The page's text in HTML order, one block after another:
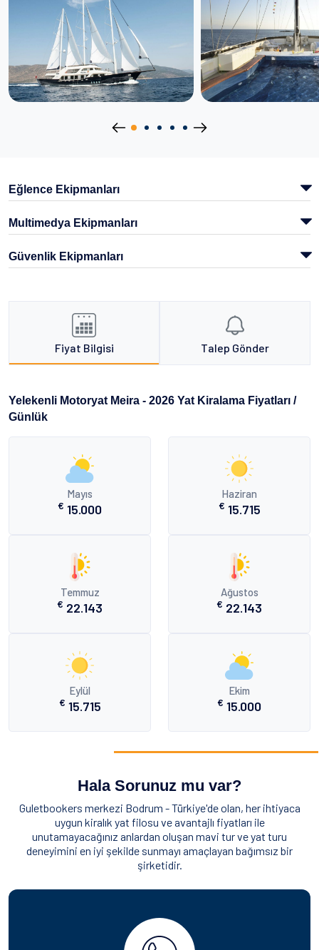
Eğlence Ekipmanları
Multimedya Ekipmanları
Güvenlik Ekipmanları
Fiyat Bilgisi Talep Gönder
Yelekenli Motoryat Meira - 2026 Yat Kiralama Fiyatları /
Günlük
Mayıs
€ 15.000
Haziran
€ 15.715
Temmuz
€ 22.143
Ağustos
€ 22.143
Eylül
€ 15.715
Ekim
€ 15.000
Hala Sorunuz mu var?
Guletbookers merkezi Bodrum - Türkiye'de olan, her ihtiyaca
uygun kiralık yat filosu ve avantajlı fiyatları ile
unutamayacağınız anlardan oluşan mavi tur ve yat turu
deneyimini en iyi şekilde sunmayı amaçlayan bağımsız bir
şirketidir.